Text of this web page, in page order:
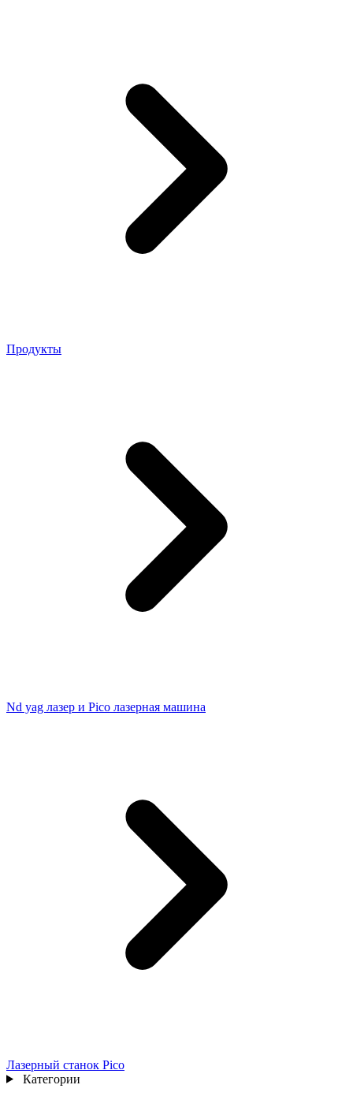
Продукты
Nd yag лазер и Pico лазерная машина
Лазерный станок Pico
Категории